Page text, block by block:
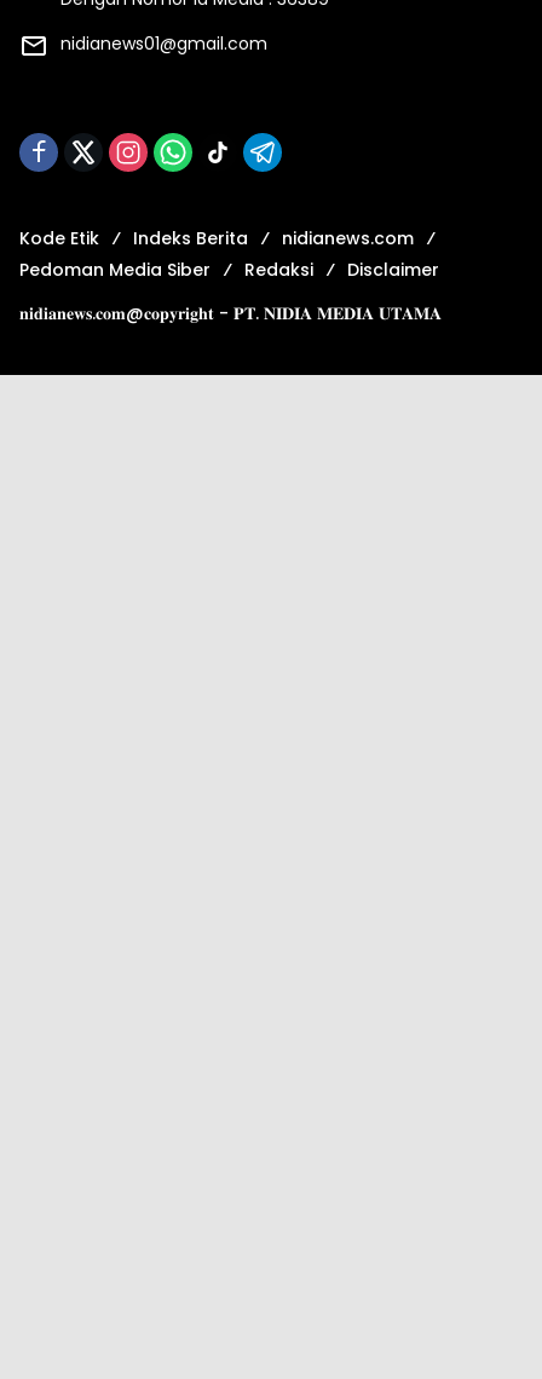
nidianews01@gmail.com
Kode Etik Indeks Berita
nidianews.com
Pedoman Media Siber
Redaksi
Disclaimer
𝐧𝐢𝐝𝐢𝐚𝐧𝐞𝐰𝐬.𝐜𝐨𝐦@𝐜𝐨𝐩𝐲𝐫𝐢𝐠𝐡𝐭 - 𝐏𝐓. 𝐍𝐈𝐃𝐈𝐀 𝐌𝐄𝐃𝐈𝐀 𝐔𝐓𝐀𝐌𝐀